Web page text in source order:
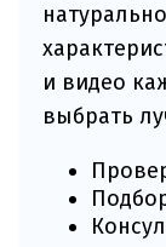
и видео
выбрать